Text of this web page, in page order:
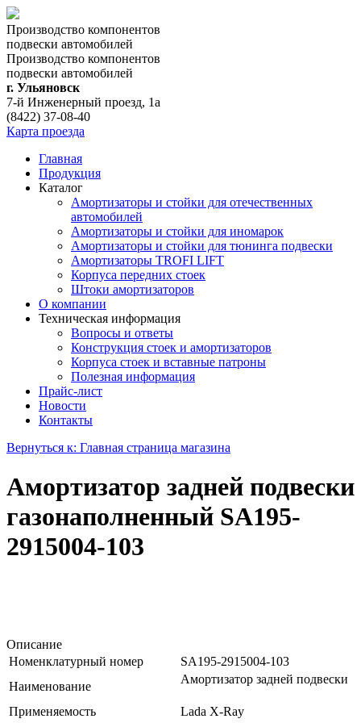
Производство компонентов
подвески автомобилей
Производство компонентов
подвески автомобилей
г. Ульяновск
7-й Инженерный проезд, 1а
(8422) 37-08-40
Карта проезда
Главная
Продукция
Каталог
Амортизаторы и стойки для отечественных
автомобилей
Амортизаторы и стойки для иномарок
Амортизаторы и стойки для тюнинга подвeски
Амортизаторы TROFI LIFT
Корпуса передних стоек
Штоки амортизаторов
О компании
Техническая информация
Вопросы и ответы
Конструкция стоек и амортизаторов
Корпуса стоек и вставные патроны
Полезная информация
Прайс-лист
Новости
Контакты
Вернуться к: Главная страница магазина
Амортизатор задней подвески
газонаполненный SA195-
2915004-103
Описание
Номенклатурный номер
SA195-2915004-103
Наименование
Амортизатор задней подвески
Применяемость
Lada X-Ray